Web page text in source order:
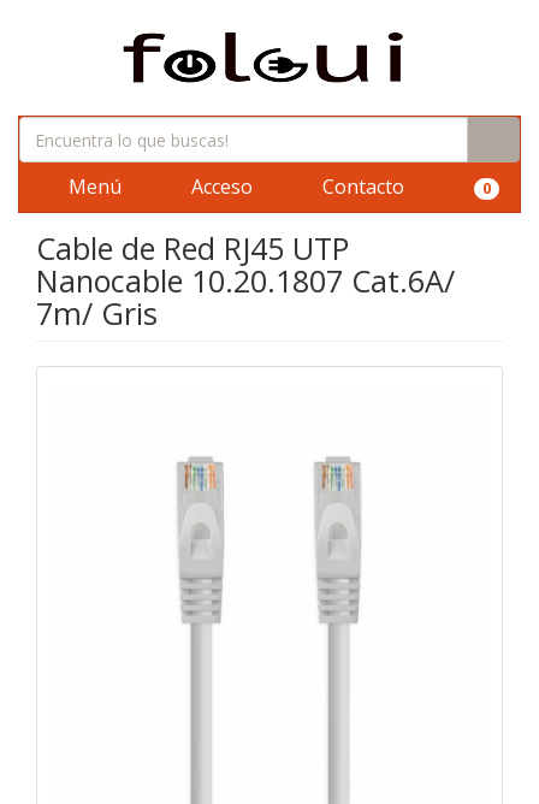
Menú Acceso Contacto 0
Cable de Red RJ45 UTP
Nanocable 10.20.1807 Cat.6A/
7m/ Gris